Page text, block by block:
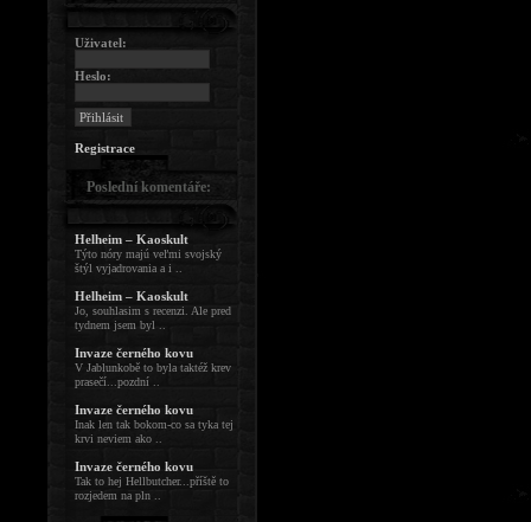
Uživatel:
Heslo:
Registrace
Poslední komentáře:
Helheim – Kaoskult
Týto nóry majú veľmi svojský
štýl vyjadrovania a i ..
Helheim – Kaoskult
Jo, souhlasim s recenzi. Ale pred
tydnem jsem byl ..
Invaze černého kovu
V Jablunkobě to byla taktéž krev
prasečí...pozdní ..
Invaze černého kovu
Inak len tak bokom-co sa tyka tej
krvi neviem ako ..
Invaze černého kovu
Tak to hej Hellbutcher...příště to
rozjedem na pln ..